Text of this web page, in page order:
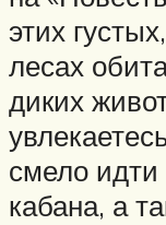
этих
лесах
диких
смело идти
кабана, а